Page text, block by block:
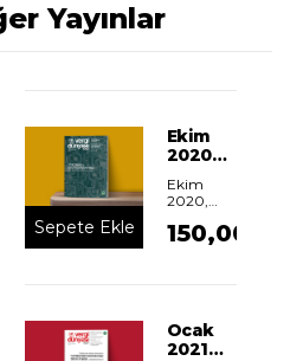
Yayınlar
Sepete Ekle
Ekim
2020
Dünyası
Dergisi
Ekim
2020,
150,00
Ocak
2021